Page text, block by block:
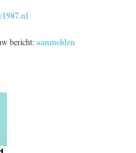
bericht:aanmelden